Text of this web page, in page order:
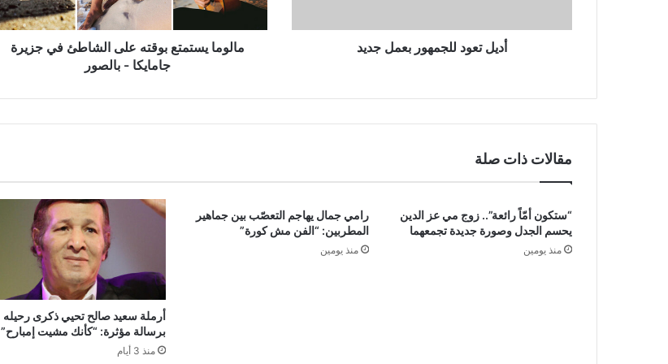
أديل تعود للجمهور بعمل جديد
جامايكا
-
بالصورمالوما يستمتع بوقته على الشاطئ في جزيرة
جامايكا - بالصور
مقالات ذات صلة
“ستكون أمّاً رائعة”.. زوج مي عز الدين
يحسم الجدل وصورة جديدة تجمعهما
منذ يومين
رامي جمال يهاجم التعصّب بين جماهير
المطربين: “الفن مش كورة”
منذ يومين
أرملة سعيد صالح تحيي ذكرى رحيله
برسالة مؤثرة: “كأنك مشيت إمبارح”
منذ 3 أيام